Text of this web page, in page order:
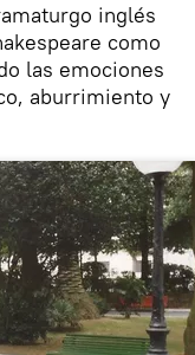
inglés
como
las emociones
aburrimiento y